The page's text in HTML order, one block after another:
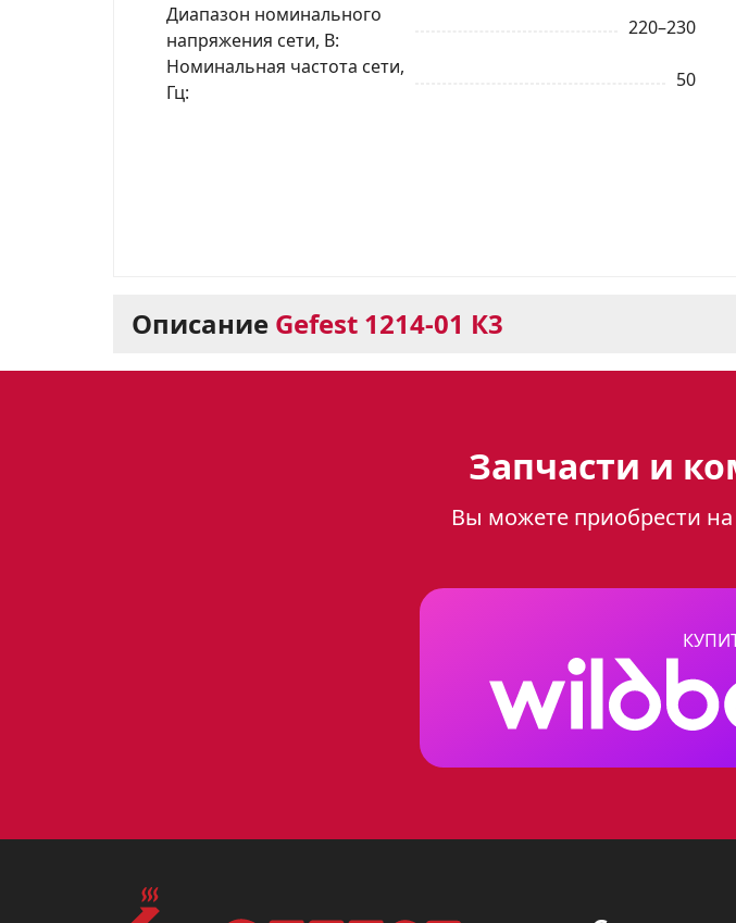
Диапазон номинального
напряжения сети, В
220–230
Номинальная частота сети,
Гц
50
Описание Gefest 1214-01 К3
Варочная панель Gefest 1214-01 К3 – это
интерьер, а эмалированная поверхность легко
для приготовления блюд
, встроенный в ручки,
легко моются.
Запчасти и
Вы можете приобрести